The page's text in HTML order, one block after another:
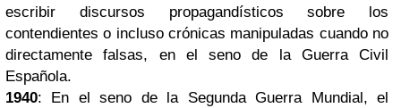
escribir discursos propagandísticos sobre los
contendientes o incluso crónicas manipuladas cuando no
directamente falsas, en el seno de la Guerra Civil
Española.
1940: En el seno de la Segunda Guerra Mundial, el